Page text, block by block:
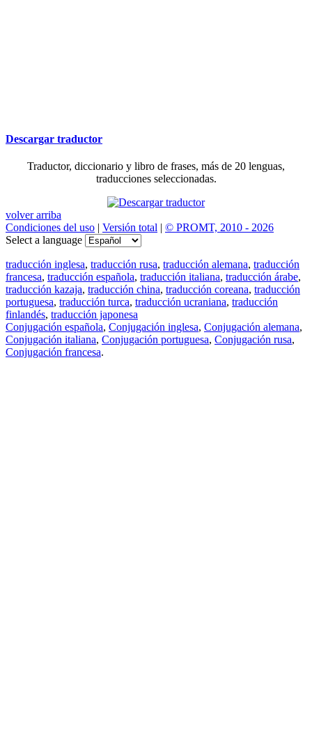
Descargar traductor
Traductor, diccionario y libro de frases, más de 20 lenguas,
traducciones seleccionadas.
volver arriba
Condiciones del uso | Versión total | © PROMT, 2010 - 2026
Select a language
traducción inglesa, traducción rusa, traducción alemana, traducción
francesa, traducción española, traducción italiana, traducción árabe,
traducción kazaja, traducción china, traducción coreana, traducción
portuguesa, traducción turca, traducción ucraniana, traducción
finlandés, traducción japonesa
Conjugación española, Conjugación inglesa, Conjugación alemana,
Conjugación italiana, Conjugación portuguesa, Conjugación rusa,
Conjugación francesa.